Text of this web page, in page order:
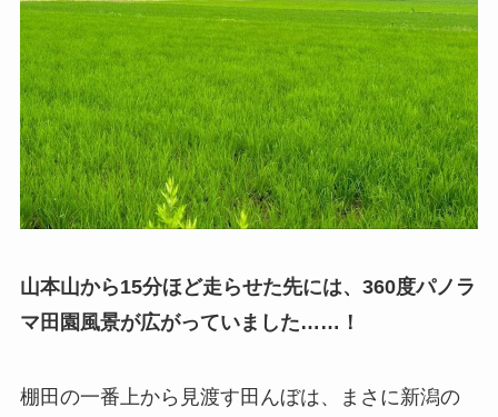
山本山から15分ほど走らせた先には、360度パノラ
マ田園風景が広がっていました……！
棚田の一番上から見渡す田んぼは、まさに新潟の